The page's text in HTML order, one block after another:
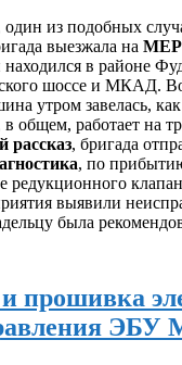
один из подобных
выезжала на
находился в районе
шоссе и МКАД.
утром завелась,
в общем, работает на
, бригада
, по
редукционного
выявили
была
прошивка
ЭБУ